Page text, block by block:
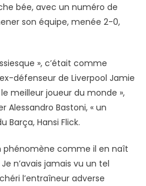
bée, avec un numéro de
son équipe, menée 2-0,
», c’était comme
défenseur de Liverpool Jamie
le meilleur joueur du monde »,
Alessandro Bastoni, « un
Barça, Hansi Flick.
phénomène comme il en naît
n’avais jamais vu un tel
l’entraîneur adverse